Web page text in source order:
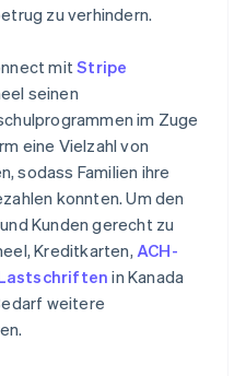
zu verhindern.
mitStripe
seinen
im Zuge
eine Vielzahl von
sodass Familien ihre
konnten. Um den
Kunden gerecht zu
Kreditkarten, ACH-
in Kanada
weitere